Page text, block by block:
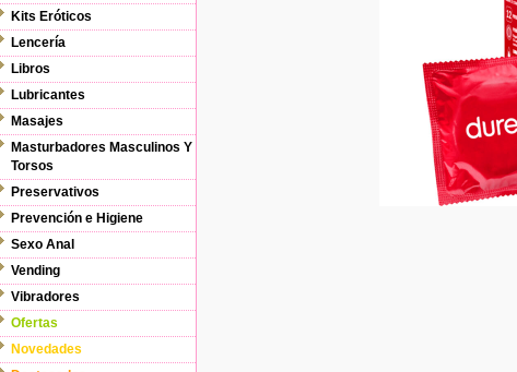
Kits Eróticos
Lencería
Libros
Lubricantes
Masajes
Masturbadores Masculinos Y
Torsos
Preservativos
Prevención e Higiene
Sexo Anal
Vending
Vibradores
Ofertas
Novedades